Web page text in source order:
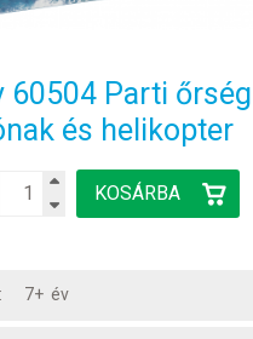
60504 Parti őrség
és helikopter
7+ év